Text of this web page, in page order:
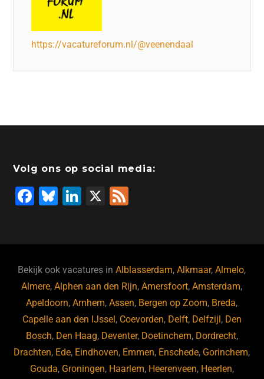
https://vacatureforum.nl/@veenendaal
Volg ons op social media:
F
b
o
o
k
Bl
ky
Li
dI
n
X
Bekijk ook vacatures inAlblasserdam,Alkmaar,Almelo,
Almere,Alphen aan den Rijn,Amersfoort,Amsterdam,
Apeldoorn,Arnhem,Assen, Bergen op Zoom, Breda,
Capelle aan den IJssel, Coevorden, Delft, Delfzijl, Den
Bosch, Den Haag, Deventer, Doetinchem, Dordrecht,
Drachten, Ede, Eindhoven, Emmen, Enschede, Gorinchem,
Gouda, Groningen, Haarlem, Heerenveen, Heerlen,